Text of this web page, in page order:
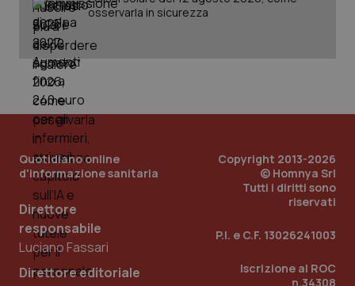
osservarla in sicurezza
Quotidiano online
d'informazione sanitaria
Direttore
responsabile
Luciano Fassari
Direttore editoriale
Copyright 2013-2026
© Homnya Srl
Tutti i diritti sono
riservati
P.I. e C.F. 13026241003
Iscrizione al ROC
n.34308
PHPSESSID
PHP.net